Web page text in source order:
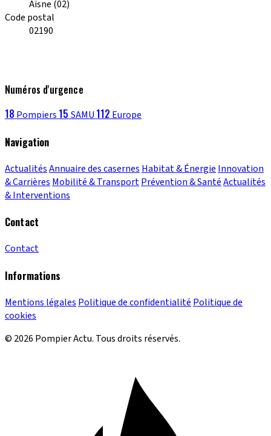
Aisne (02)
Code postal
02190
Numéros d'urgence
18 Pompiers 15 SAMU 112 Europe
Navigation
ActualitésAnnuaire des casernes Habitat & Énergie Innovation
& Carrières Mobilité & TransportPrévention & SantéActualités
& Interventions
Contact
Contact
Informations
Mentions légales Politique de confidentialité Politique de
cookies
© 2026 Pompier Actu. Tous droits réservés.